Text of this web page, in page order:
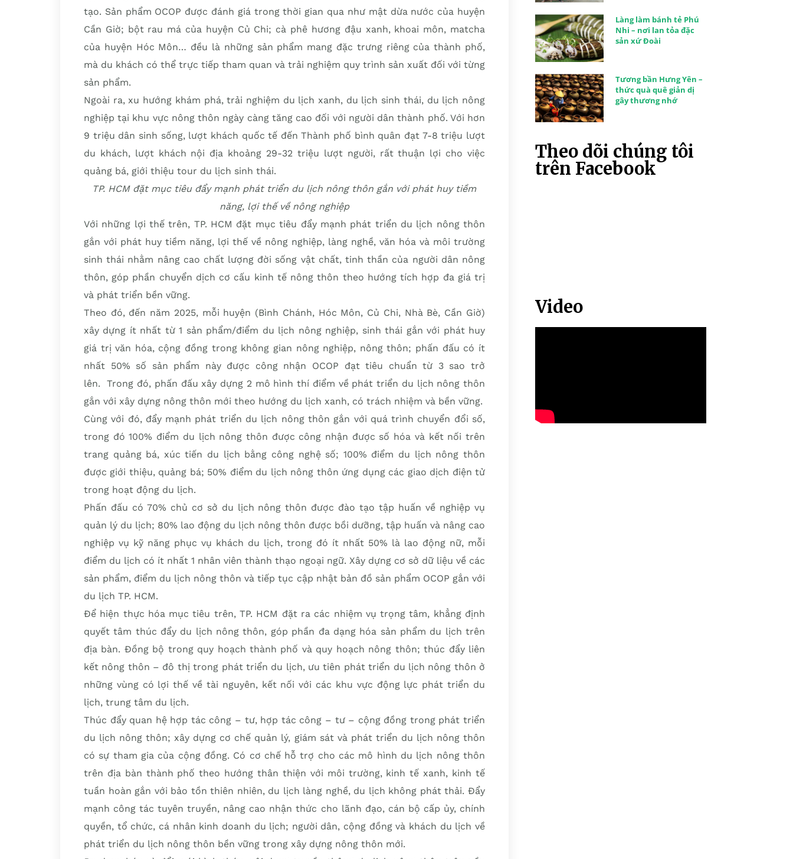
tạo. Sản phẩm OCOP được đánh giá trong thời gian qua như mật dừa nước của huyện
Cần Giờ; bột rau má của huyện Củ Chi; cà phê hương đậu xanh, khoai môn, matcha
của huyện Hóc Môn… đều là những sản phẩm mang đặc trưng riêng của thành phố,
mà du khách có thể trực tiếp tham quan và trải nghiệm quy trình sản xuất đối với từng
sản phẩm.
Ngoài ra, xu hướng khám phá, trải nghiệm du lịch xanh, du lịch sinh thái, du lịch nông
nghiệp tại khu vực nông thôn ngày càng tăng cao đối với người dân thành phố. Với hơn
9 triệu dân sinh sống, lượt khách quốc tế đến Thành phố bình quân đạt 7-8 triệu lượt
du khách, lượt khách nội địa khoảng 29-32 triệu lượt người, rất thuận lợi cho việc
quảng bá, giới thiệu tour du lịch sinh thái.
TP. HCM đặt mục tiêu đẩy mạnh phát triển du lịch nông thôn gắn với phát huy tiềm
năng, lợi thế về nông nghiệp
Với những lợi thế trên, TP. HCM đặt mục tiêu đẩy mạnh phát triển du lịch nông thôn
gắn với phát huy tiềm năng, lợi thế về nông nghiệp, làng nghề, văn hóa và môi trường
sinh thái nhằm nâng cao chất lượng đời sống vật chất, tinh thần của người dân nông
thôn, góp phần chuyển dịch cơ cấu kinh tế nông thôn theo hướng tích hợp đa giá trị
và phát triển bền vững.
Theo đó, đến năm 2025, mỗi huyện (Bình Chánh, Hóc Môn, Củ Chi, Nhà Bè, Cần Giờ)
xây dựng ít nhất từ 1 sản phẩm/điểm du lịch nông nghiệp, sinh thái gắn với phát huy
giá trị văn hóa, cộng đồng trong không gian nông nghiệp, nông thôn; phấn đấu có ít
nhất 50% số sản phẩm này được công nhận OCOP đạt tiêu chuẩn từ 3 sao trở
lên. Trong đó, phấn đấu xây dựng 2 mô hình thí điểm về phát triển du lịch nông thôn
gắn với xây dựng nông thôn mới theo hướng du lịch xanh, có trách nhiệm và bền vững.
Cùng với đó, đẩy mạnh phát triển du lịch nông thôn gắn với quá trình chuyển đổi số,
trong đó 100% điểm du lịch nông thôn được công nhận được số hóa và kết nối trên
trang quảng bá, xúc tiến du lịch bằng công nghệ số; 100% điểm du lịch nông thôn
được giới thiệu, quảng bá; 50% điểm du lịch nông thôn ứng dụng các giao dịch điện tử
trong hoạt động du lịch.
Phấn đấu có 70% chủ cơ sở du lịch nông thôn được đào tạo tập huấn về nghiệp vụ
quản lý du lịch; 80% lao động du lịch nông thôn được bồi dưỡng, tập huấn và nâng cao
nghiệp vụ kỹ năng phục vụ khách du lịch, trong đó ít nhất 50% là lao động nữ, mỗi
điểm du lịch có ít nhất 1 nhân viên thành thạo ngoại ngữ. Xây dựng cơ sở dữ liệu về các
sản phẩm, điểm du lịch nông thôn và tiếp tục cập nhật bản đồ sản phẩm OCOP gắn với
du lịch TP. HCM.
Để hiện thực hóa mục tiêu trên, TP. HCM đặt ra các nhiệm vụ trọng tâm, khẳng định
quyết tâm thúc đẩy du lịch nông thôn, góp phần đa dạng hóa sản phẩm du lịch trên
địa bàn. Đồng bộ trong quy hoạch thành phố và quy hoạch nông thôn; thúc đẩy liên
kết nông thôn – đô thị trong phát triển du lịch, ưu tiên phát triển du lịch nông thôn ở
những vùng có lợi thế về tài nguyên, kết nối với các khu vực động lực phát triển du
lịch, trung tâm du lịch.
Thúc đẩy quan hệ hợp tác công – tư, hợp tác công – tư – cộng đồng trong phát triển
du lịch nông thôn; xây dựng cơ chế quản lý, giám sát và phát triển du lịch nông thôn
có sự tham gia của cộng đồng. Có cơ chế hỗ trợ cho các mô hình du lịch nông thôn
trên địa bàn thành phố theo hướng thân thiện với môi trường, kinh tế xanh, kinh tế
tuần hoàn gắn với bảo tồn thiên nhiên, du lịch làng nghề, du lịch không phát thải. Đẩy
mạnh công tác tuyên truyền, nâng cao nhận thức cho lãnh đạo, cán bộ cấp ủy, chính
quyền, tổ chức, cá nhân kinh doanh du lịch; người dân, cộng đồng và khách du lịch về
phát triển du lịch nông thôn bền vững trong xây dựng nông thôn mới.
Làng làm bánh tẻ Phú
Nhi – nơi lan tỏa đặc
sản xứ Đoài
Tương bần Hưng Yên –
thức quà quê giản dị
gây thương nhớ
Theo dõi chúng tôi
trên Facebook
Video